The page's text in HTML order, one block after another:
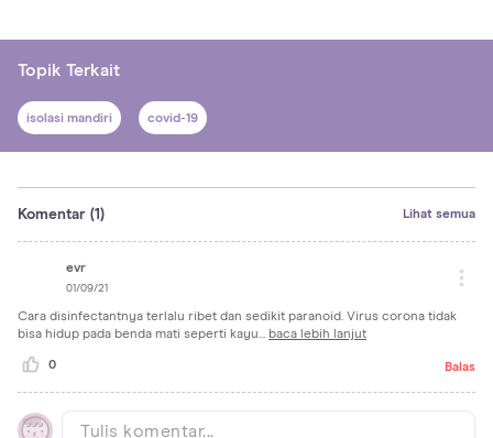
Topik Terkait
isolasi mandiri covid-19
Komentar (1) Lihat semua
evr
01/09/21
Cara disinfectantnya terlalu ribet dan sedikit paranoid. Virus corona tidak
bisa hidup pada benda mati seperti kayu... baca lebih lanjut
0 Balas
Tulis komentar...